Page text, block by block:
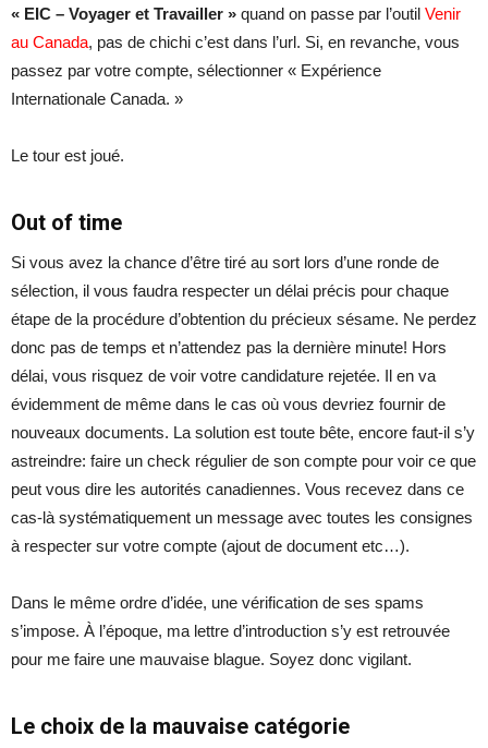
« EIC – Voyager et Travailler » quand on passe par l’outil Venir
au Canada, pas de chichi c’est dans l’url. Si, en revanche, vous
passez par votre compte, sélectionner « Expérience
Internationale Canada. »
Le tour est joué.
Out of time
Si vous avez la chance d’être tiré au sort lors d’une ronde de
sélection, il vous faudra respecter un délai précis pour chaque
étape de la procédure d’obtention du précieux sésame. Ne perdez
donc pas de temps et n’attendez pas la dernière minute! Hors
délai, vous risquez de voir votre candidature rejetée. Il en va
évidemment de même dans le cas où vous devriez fournir de
nouveaux documents. La solution est toute bête, encore faut-il s’y
astreindre: faire un check régulier de son compte pour voir ce que
peut vous dire les autorités canadiennes. Vous recevez dans ce
cas-là systématiquement un message avec toutes les consignes
à respecter sur votre compte (ajout de document etc…).
Dans le même ordre d’idée, une vérification de ses spams
s’impose. À l’époque, ma lettre d’introduction s’y est retrouvée
pour me faire une mauvaise blague. Soyez donc vigilant.
Le choix de la mauvaise catégorie